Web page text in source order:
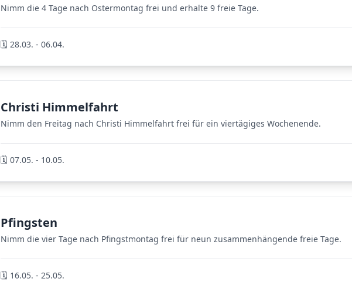
Nimm die 4 Tage nach Ostermontag frei und erhalte 9 freie Tage.
🗓️ 28.03. - 06.04.
Christi Himmelfahrt
Nimm den Freitag nach Christi Himmelfahrt frei für ein viertägiges Wochenende.
🗓️ 07.05. - 10.05.
Pfingsten
Nimm die vier Tage nach Pfingstmontag frei für neun zusammenhängende freie Tage.
🗓️ 16.05. - 25.05.